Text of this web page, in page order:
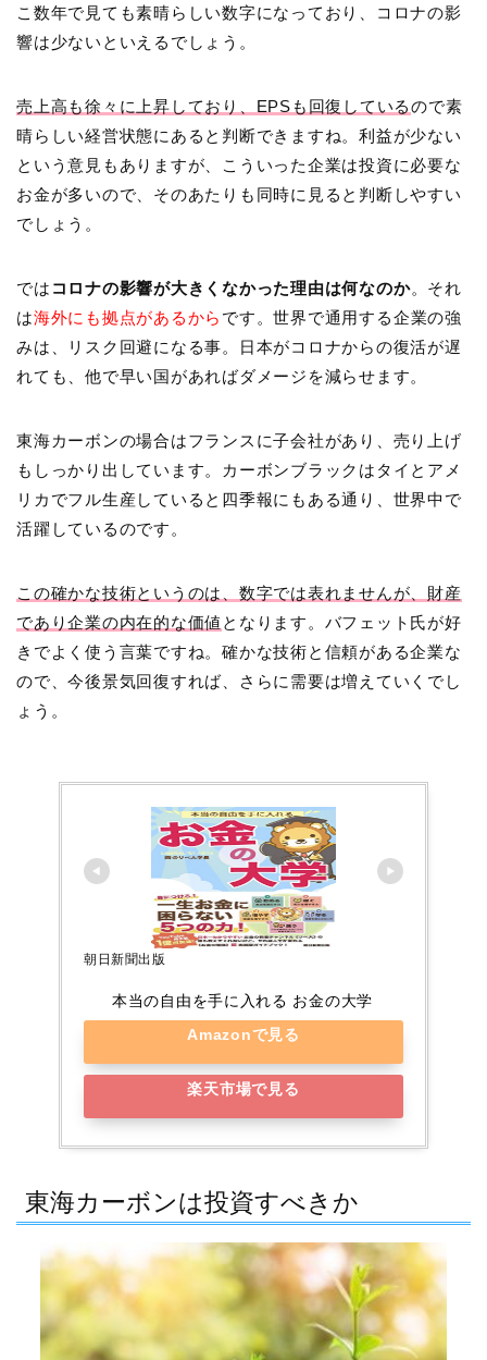
こ数年で見ても素晴らしい数字になっており、コロナの影
響は少ないといえるでしょう。
売上高も徐々に上昇しており、EPSも回復しているので素
晴らしい経営状態にあると判断できますね。利益が少ない
という意見もありますが、こういった企業は投資に必要な
お金が多いので、そのあたりも同時に見ると判断しやすい
でしょう。
では コロナの影響が大きくなかった理由は何なのか。それ
は海外にも拠点があるから です。世界で通用する企業の強
みは、リスク回避になる事。日本がコロナからの復活が遅
れても、他で早い国があればダメージを減らせます。
東海カーボンの場合はフランスに子会社があり、売り上げ
もしっかり出しています。カーボンブラックはタイとアメ
リカでフル生産していると四季報にもある通り、世界中で
活躍しているのです。
この確かな技術というのは、数字では表れませんが、財産
であり企業の内在的な価値 となります。バフェット氏が好
きでよく使う言葉ですね。確かな技術と信頼がある企業な
ので、今後景気回復すれば、さらに需要は増えていくでし
ょう。
朝日新聞出版
本当の自由を手に入れる お金の大学
Amazonで見る
楽天市場で見る
東海カーボンは投資すべきか